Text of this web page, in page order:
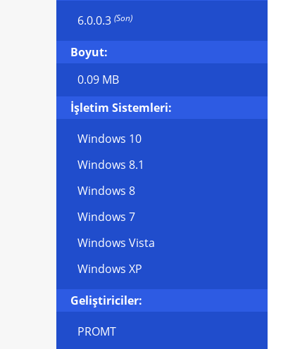
6.0.0.3 (Son)
Boyut:
0.09 MB
İşletim Sistemleri:
Windows 10
Windows 8.1
Windows 8
Windows 7
Windows Vista
Windows XP
Geliştiriciler:
PROMT